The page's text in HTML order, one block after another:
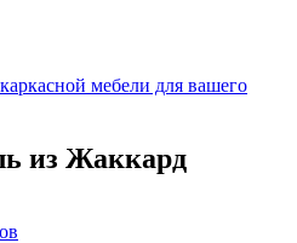
мебели для вашего
из Жаккард